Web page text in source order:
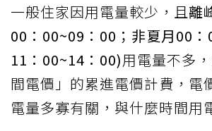
一般住家因用電量較少，且離
00：00~09：00；非夏月00：
11：00~14：00)用電量不多
間電價」的累進電價計費，電
電量多寡有關，與什麼時間用